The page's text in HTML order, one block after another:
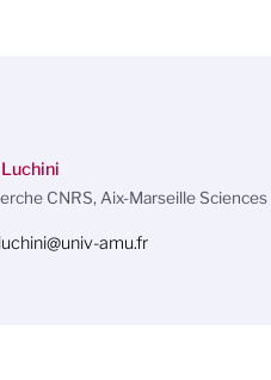
CNRS, Aix-Marseille
amu.fr